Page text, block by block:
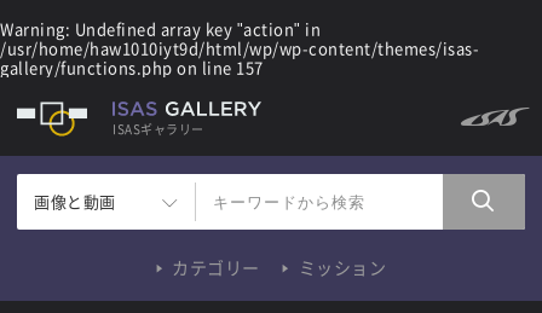
Warning: Undefined array key "action" in
/usr/home/haw1010iyt9d/html/wp/wp-content/themes/isas-
gallery/functions.php on line 157
ISASギャラリー
画像と動画
カテゴリー ミッション